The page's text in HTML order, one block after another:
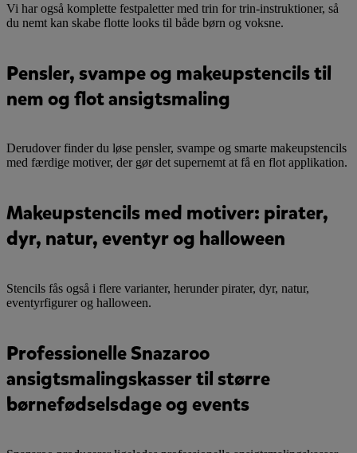
Vi har også komplette festpaletter med trin for trin-instruktioner, så
du nemt kan skabe flotte looks til både børn og voksne.
Pensler, svampe og makeupstencils til
nem og flot ansigtsmaling
Derudover finder du løse pensler, svampe og smarte makeupstencils
med færdige motiver, der gør det supernemt at få en flot applikation.
Makeupstencils med motiver: pirater,
dyr, natur, eventyr og halloween
Stencils fås også i flere varianter, herunder pirater, dyr, natur,
eventyrfigurer og halloween.
Professionelle Snazaroo
ansigtsmalingskasser til større
børnefødselsdage og events